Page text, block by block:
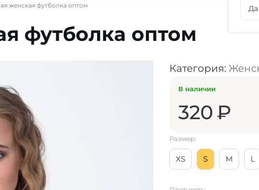
Да
женская футболка оптом
футболка оптом
Категория:
В наличии
320₽
Размер:
XS S M L